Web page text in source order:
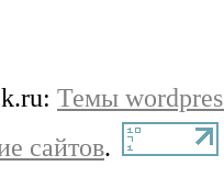
Темы
сайтов.